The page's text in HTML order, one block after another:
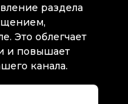
раздела
Это облегчает
и повышает
канала.